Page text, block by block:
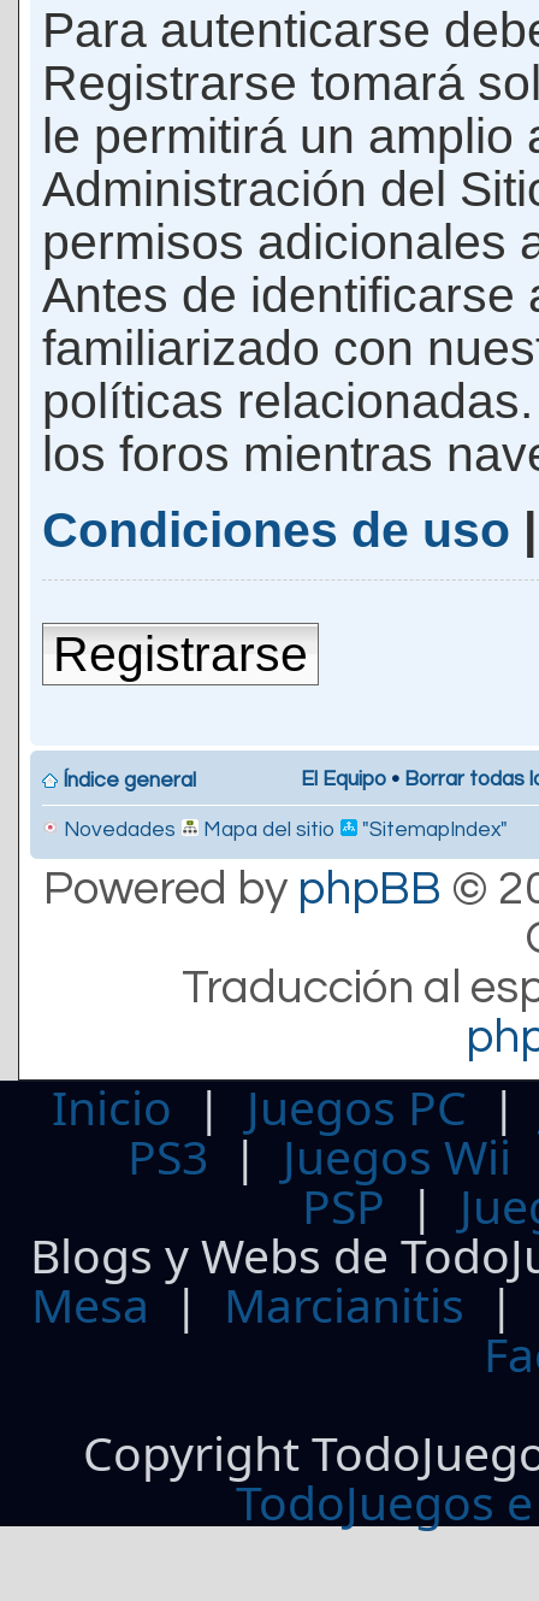
Para autenticarse
Registrarse tomará
le permitirá un amplio
Administración del
permisos adicionales
Antes de identificarse
familiarizado con
políticas
los foros mientras
Condiciones de uso
Registrarse
Índice general El Equipo • Borrar todas
Novedades Mapa del sitio "SitemapIndex"
Powered by phpBB ©
Traducción al
Inicio | Juegos PC
PS3| Juegos Wii
PSP |
Blogs y Webs de
Mesa | Marcianitis |
Copyright
TodoJuegos